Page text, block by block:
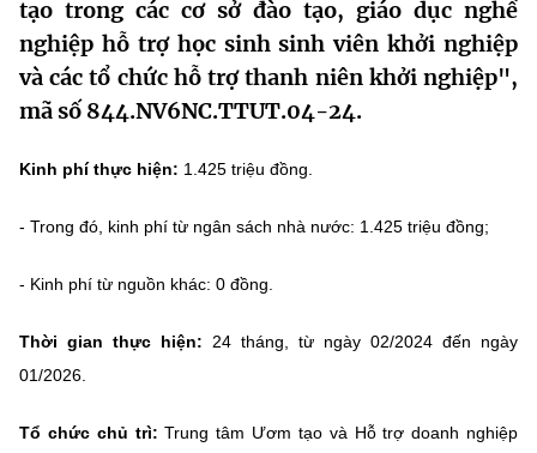
Cơ cấu tổ chức
Lịch sử phát triển
Sở Khoa học và Công nghệ
Khoa học và Công nghệ
Đổi mới sáng tạo
Chuyển đổi số
Bưu chính, Viễn thông
Dịch vụ công
Hệ thống văn bản
Văn bản QPPL
Văn bản chỉ đạo điều hành
Lấy ý kiến người dân về dự thảo VBQPPL
MST IOFFICE
THỐNG KÊ
Khoa học và Công nghệ
Đổi mới sáng tạo
Chuyển đổi số
Multimedia
THƯ ĐIỆN TỬ
Khác
Videos
Infographic
tạo trong các cơ sở đào tạo, giáo dục nghề
nghiệp hỗ trợ học sinh sinh viên khởi nghiệp
và các tổ chức hỗ trợ thanh niên khởi nghiệp",
mã số 844.NV6NC.TTUT.04-24.
Kinh phí thực hiện: 1.425 triệu đồng.
- Trong đó, kinh phí từ ngân sách nhà nước: 1.425 triệu đồng;
- Kinh phí từ nguồn khác: 0 đồng.
Thời gian thực hiện: 24 tháng, từ ngày 02/2024 đến ngày
01/2026.
Tổ chức chủ trì: Trung tâm Ươm tạo và Hỗ trợ doanh nghiệp